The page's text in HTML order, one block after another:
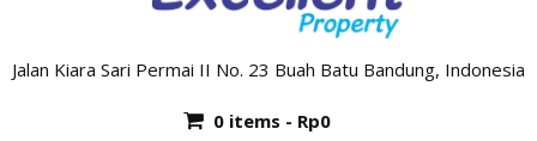
Jalan Kiara Sari Permai II No. 23 Buah Batu Bandung, Indonesia
0 items - Rp0